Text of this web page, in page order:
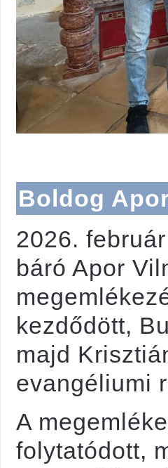
Boldog
2026.
báró Apor
kezdődött,
majd
evangéliumi
A
folytatódott,